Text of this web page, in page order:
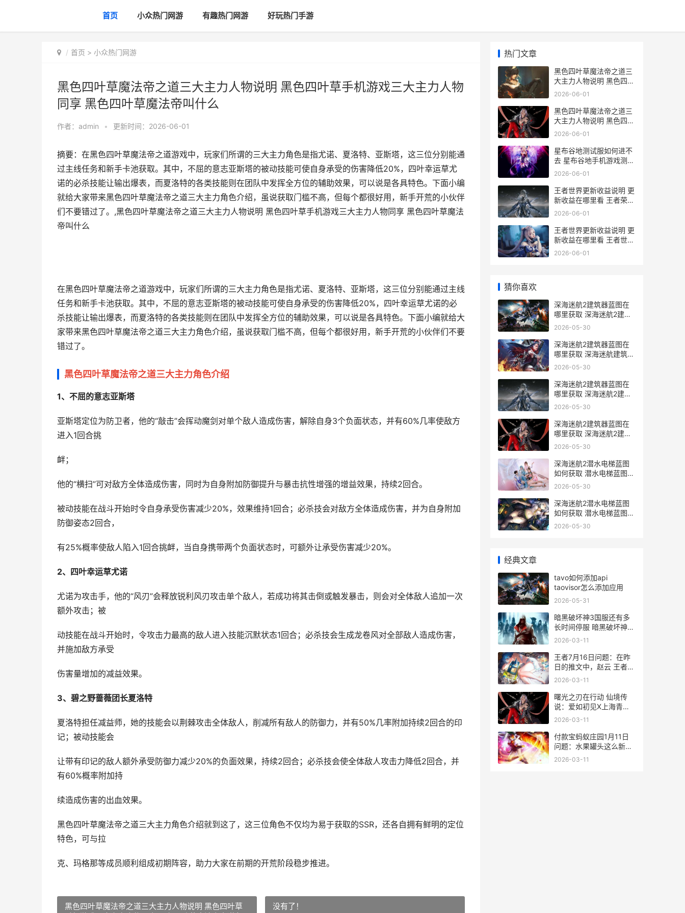
首页 小众热门网游 有趣热门网游 好玩热门手游
首页 > 小众热门网游
黑色四叶草魔法帝之道三大主力人物说明 黑色四叶草手机游戏三大主力人物
同享 黑色四叶草魔法帝叫什么
作者： admin • 更新时间：2026-06-01
摘要：在黑色四叶草魔法帝之道游戏中，玩家们所谓的三大主力角色是指尤诺、夏洛特、亚斯塔，这三位分别能通
过主线任务和新手卡池获取。其中，不屈的意志亚斯塔的被动技能可使自身承受的伤害降低20%，四叶幸运草尤
诺的必杀技能让输出爆表，而夏洛特的各类技能则在团队中发挥全方位的辅助效果，可以说是各具特色。下面小编
就给大家带来黑色四叶草魔法帝之道三大主力角色介绍，虽说获取门槛不高，但每个都很好用，新手开荒的小伙伴
们不要错过了。,黑色四叶草魔法帝之道三大主力人物说明 黑色四叶草手机游戏三大主力人物同享 黑色四叶草魔法
帝叫什么
在黑色四叶草魔法帝之道游戏中，玩家们所谓的三大主力角色是指尤诺、夏洛特、亚斯塔，这三位分别能通过主线
任务和新手卡池获取。其中，不屈的意志亚斯塔的被动技能可使自身承受的伤害降低20%，四叶幸运草尤诺的必
杀技能让输出爆表，而夏洛特的各类技能则在团队中发挥全方位的辅助效果，可以说是各具特色。下面小编就给大
家带来黑色四叶草魔法帝之道三大主力角色介绍，虽说获取门槛不高，但每个都很好用，新手开荒的小伙伴们不要
错过了。
黑色四叶草魔法帝之道三大主力角色介绍
1、不屈的意志亚斯塔
亚斯塔定位为防卫者，他的“敲击”会挥动魔剑对单个敌人造成伤害，解除自身3个负面状态，并有60%几率使敌方
进入1回合挑
衅；
他的“横扫”可对敌方全体造成伤害，同时为自身附加防御提升与暴击抗性增强的增益效果，持续2回合。
被动技能在战斗开始时令自身承受伤害减少20%，效果维持1回合；必杀技会对敌方全体造成伤害，并为自身附加
防御姿态2回合，
有25%概率使敌人陷入1回合挑衅，当自身携带两个负面状态时，可额外让承受伤害减少20%。
2、四叶幸运草尤诺
尤诺为攻击手，他的“风刃”会释放锐利风刃攻击单个敌人，若成功将其击倒或触发暴击，则会对全体敌人追加一次
额外攻击；被
动技能在战斗开始时，令攻击力最高的敌人进入技能沉默状态1回合；必杀技会生成龙卷风对全部敌人造成伤害，
并施加敌方承受
伤害量增加的减益效果。
3、碧之野蔷薇团长夏洛特
夏洛特担任减益师，她的技能会以荆棘攻击全体敌人，削减所有敌人的防御力，并有50%几率附加持续2回合的印
记；被动技能会
让带有印记的敌人额外承受防御力减少20%的负面效果，持续2回合；必杀技会使全体敌人攻击力降低2回合，并
有60%概率附加持
续造成伤害的出血效果。
黑色四叶草魔法帝之道三大主力角色介绍就到这了，这三位角色不仅均为易于获取的SSR，还各自拥有鲜明的定位
特色，可与拉
克、玛格那等成员顺利组成初期阵容，助力大家在前期的开荒阶段稳步推进。
黑色四叶草魔法帝之道三大主力人物说明 黑色四叶草
没有了！
热门文章
黑色四叶草魔法帝之道三
大主力人物说明 黑色四叶
草手机游戏三大主力人物
什么
2026-06-01
黑色四叶草魔法帝之道三
大主力人物说明 黑色四叶
草手机游戏三大主力人物
道角色强度
2026-06-01
星布谷地测试服如何进不
去 星布谷地手机游戏测试
服进不去化解办法 星布谷
2026-06-01
王者世界更新收益说明 更
新收益在哪里看 王者荣耀
更新维护到几点?
2026-06-01
王者世界更新收益说明 更
新收益在哪里看 王者世界
怎么停更了
2026-06-01
猜你喜欢
深海迷航2建筑器蓝图在
哪里获取 深海迷航2建筑
枪
2026-05-30
深海迷航2建筑器蓝图在
哪里获取 深海迷航建筑布
局
2026-05-30
深海迷航2建筑器蓝图在
哪里获取 深海迷航2建筑
bug
2026-05-30
深海迷航2建筑器蓝图在
哪里获取 深海迷航2建筑
无法拆除
2026-05-30
深海迷航2潜水电梯蓝图
如何获取 潜水电梯蓝图获
取策略 深海迷航2潜水电
2026-05-30
深海迷航2潜水电梯蓝图
如何获取 潜水电梯蓝图获
取策略 深海迷航2潜水服
2026-05-30
经典文章
tavo如何添加api
taovisor怎么添加应用
2026-05-31
暗黑破坏神3国服还有多
长时间停服 暗黑破坏神3
国服免费
2026-03-11
王者7月16日问题：在昨
日的推文中，赵云 王者荣
耀7月6号更新内容
2026-03-11
曙光之刃在行动 仙境传
说：爱如初见X上海青浦
警方反诈宣传火热进行时
2026-03-11
付款宝蚂蚁庄园1月11日
问题：水果罐头这么新鲜,
是添加了大量的防腐剂吗
2026-03-11